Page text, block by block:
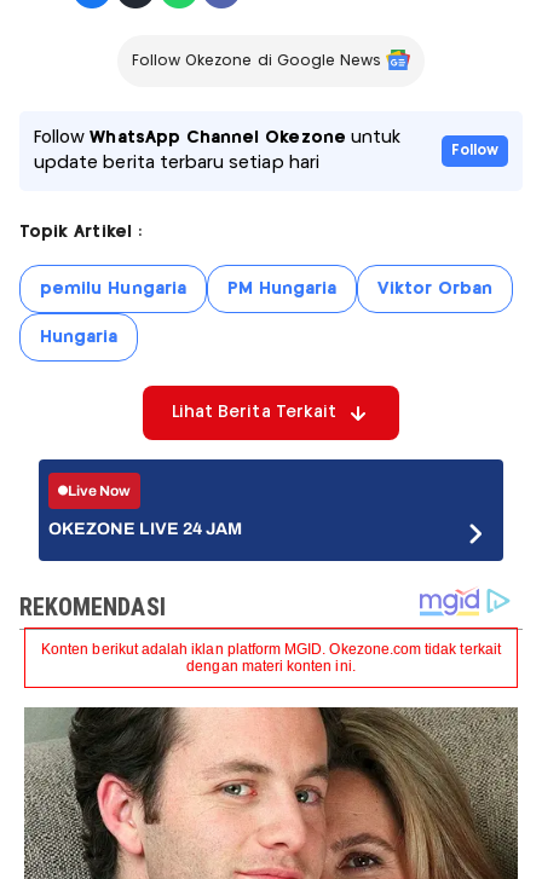
Follow Okezone di Google News
FollowWhatsApp Channel Okezone untuk
update berita terbaru setiap hari
Follow
Topik Artikel :
pemilu Hungaria PM Hungaria Viktor Orban
Hungaria
Lihat Berita Terkait
Live Now
OKEZONE LIVE 24 JAM